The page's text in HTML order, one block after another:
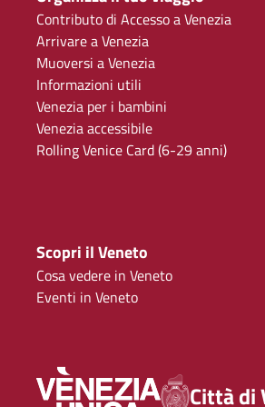
Contributo di Accesso a Venezia
Arrivare a Venezia
Muoversi a Venezia
Informazioni utili
Venezia per i bambini
Venezia accessibile
Rolling Venice Card (6-29 anni)
Scopri il Veneto
Cosa vedere in Veneto
Eventi in Veneto
Città di